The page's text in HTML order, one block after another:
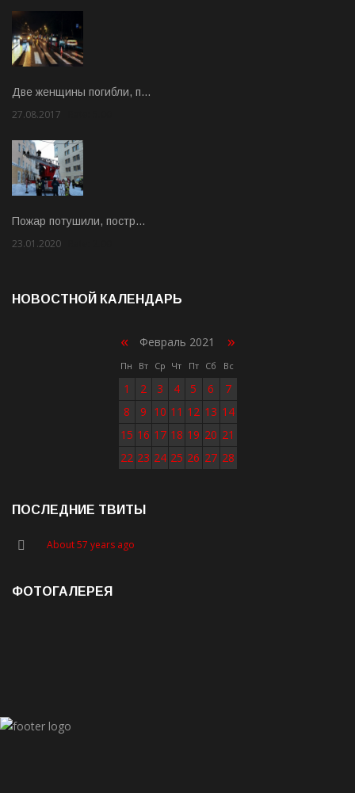
Две женщины погибли, п…
27.08.2017
Пожар потушили, постр…
23.01.2020
НОВОСТНОЙ КАЛЕНДАРЬ
« Февраль 2021 »
Пн Вт Ср Чт Пт Сб Вс
1 2 3 4 5 6
7
8
9 10 11 12 13 14
15 16 17 18 19 20 21
22 23 24 25 26 27 28
ПОСЛЕДНИЕ ТВИТЫ
About 57 years ago
ФОТОГАЛЕРЕЯ